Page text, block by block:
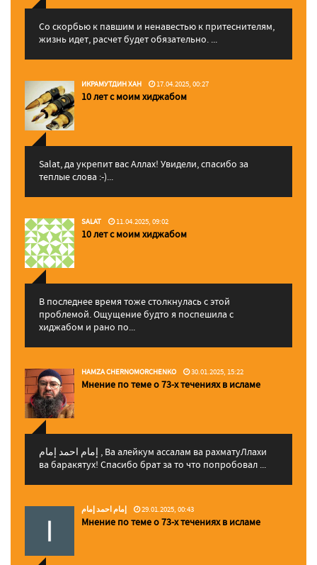
Со скорбью к павшим и ненавестью к притеснителям,
жизнь идет, расчет будет обязательно. ...
ИКРАМУТДИН ХАН 17.04.2025, 00:27
10 лет с моим хиджабом
Salat, да укрепит вас Аллаx! Увидели, спасибо за
теплые слова :-)...
SALAT 11.04.2025, 09:02
10 лет с моим хиджабом
В последнее время тоже столкнулась с этой
проблемой. Ощущение будто я поспешила с
хиджабом и рано по...
HAMZA CHERNOMORCHENKO 30.01.2025, 15:22
Мнение по теме о 73-х течениях в исламе
إمام احمد إمام , Ва алейкум ассалам ва рахматуЛлахи
ва баракятух! Спасибо брат за то что попробовал ...
إمام احمد إمام 29.01.2025, 00:43
Мнение по теме о 73-х течениях в исламе